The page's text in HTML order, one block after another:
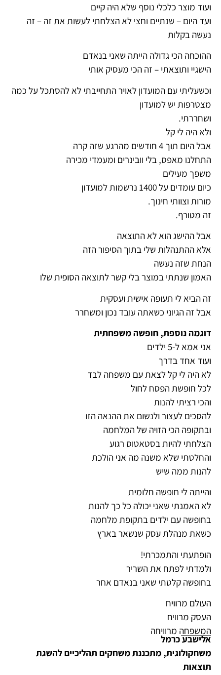
ועוד מוצר כלכלי נוסף שלא היה קיים
ועד היום – שנתיים וחצי לא הצלחתי לעשות את זה – זה
נעשה בקלות
ההוכחה הכי גדולה הייתה שאני בנאדם
הישגיי ותוצאתי – זה הכי מעסיק אותי
וכשעליתי עם המועדון לאויר התחייבתי לא להסתכל על כמה
מצטרפות יש למועדון
ושחררתי.
ולא היה לי קל
אבל היום תוך 4 חודשים מהרגע שזה קרה
התחלנו מאפס, בלי וובינרים ומעמדי מכירה
משפך מעילים
כיום עומדים על 1400 נרשמות למועדון
מורות וצוותי חינוך.
זה מטורף.
אבל ההישג הוא לא התוצאה
אלא ההתנהלות שלי בתוך הסיפור הזה
הנחת שזה נעשה
האמון שנתתי במוצר בלי קשר לתוצאה הסופית שלו
זה הביא לי תעופה אישית ועסקית
אבל זה הגיוני כשאתה עובד נכון ומשחרר
דוגמה נוספת, חופשה משפחתית
אני אמא ל-5 ילדים
ועוד אחד בדרך
לא היה לי קל לצאת עם משפחה לבד
לכל חופשת הפסח לחול
והכי רציתי להנות
להסכים לעצור ולנשום את ההנאה הזו
ובתקופה הכי הזויה של המלחמה
הצלחתי להיות בסטאטוס רגוע
והחלטתי שלא משנה מה אני הולכת
להנות ממה שיש
והייתה לי חופשה חלומית
לא האמנתי שאני יכולה כל כך להנות
בחופשה עם ילדים בתקופת מלחמה
כשאת מנהלת עסק שנשאר בארץ
הופתעתי והתמכרתי!
ולמדתי לפתח את השריר
בחופשה קלטתי שאני בנאדם אחר
העולם מרוויח
העסק מרוויח
המשפחה מרוויחה
אלישבע כרמל
משחקולוגית, מתכננת משחקים תהליכיים להשגת
תוצאות